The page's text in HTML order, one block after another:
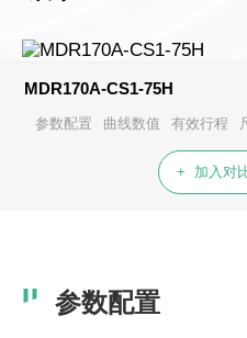
MDR170A-CS1-75H
参数配置 曲线数值 有效行程
+ 加入对
参数配置